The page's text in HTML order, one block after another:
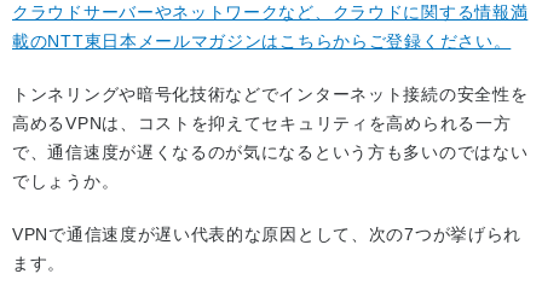
クラウドサーバーやネットワークなど、クラウドに関する情報満
載のNTT東日本メールマガジンはこちらからご登録ください。
トンネリングや暗号化技術などでインターネット接続の安全性を
高めるVPNは、コストを抑えてセキュリティを高められる一方
で、通信速度が遅くなるのが気になるという方も多いのではない
でしょうか。
VPNで通信速度が遅い代表的な原因として、次の7つが挙げられ
ます。